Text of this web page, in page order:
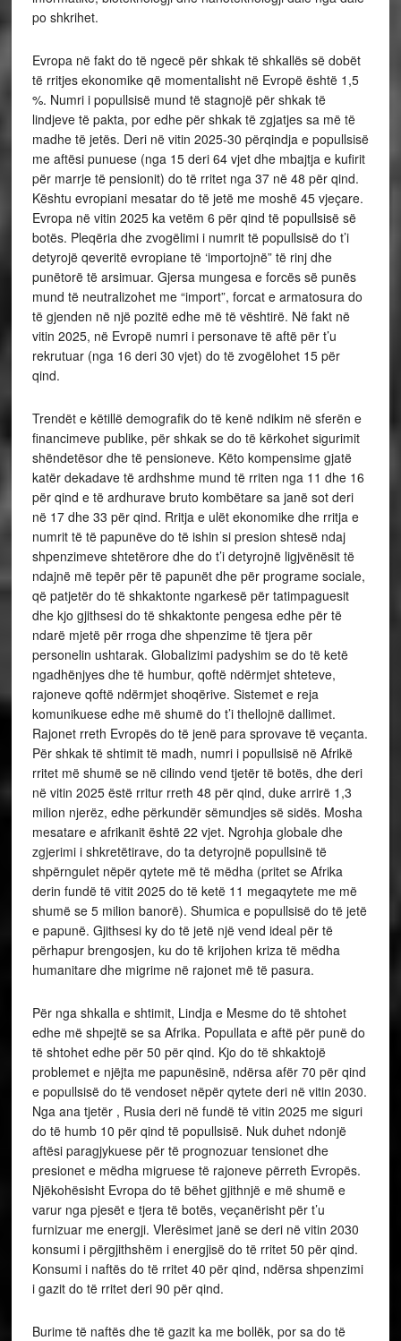
po shkrihet.
Evropa në fakt do të ngecë për shkak të shkallës së dobët
të rritjes ekonomike që momentalisht në Evropë është 1,5
%. Numri i popullsisë mund të stagnojë për shkak të
lindjeve të pakta, por edhe për shkak të zgjatjes sa më të
madhe të jetës. Deri në vitin 2025-30 përqindja e popullsisë
me aftësi punuese (nga 15 deri 64 vjet dhe mbajtja e kufirit
për marrje të pensionit) do të rritet nga 37 në 48 për qind.
Kështu evropiani mesatar do të jetë me moshë 45 vjeçare.
Evropa në vitin 2025 ka vetëm 6 për qind të popullsisë së
botës. Pleqëria dhe zvogëlimi i numrit të popullsisë do t’i
detyrojë qeveritë evropiane të ‘importojnë” të rinj dhe
punëtorë të arsimuar. Gjersa mungesa e forcës së punës
mund të neutralizohet me “import”, forcat e armatosura do
të gjenden në një pozitë edhe më të vështirë. Në fakt në
vitin 2025, në Evropë numri i personave të aftë për t’u
rekrutuar (nga 16 deri 30 vjet) do të zvogëlohet 15 për
qind.
Trendët e këtillë demografik do të kenë ndikim në sferën e
financimeve publike, për shkak se do të kërkohet sigurimit
shëndetësor dhe të pensioneve. Këto kompensime gjatë
katër dekadave të ardhshme mund të rriten nga 11 dhe 16
për qind e të ardhurave bruto kombëtare sa janë sot deri
në 17 dhe 33 për qind. Rritja e ulët ekonomike dhe rritja e
numrit të të papunëve do të ishin si presion shtesë ndaj
shpenzimeve shtetërore dhe do t’i detyrojnë ligjvënësit të
ndajnë më tepër për të papunët dhe për programe sociale,
që patjetër do të shkaktonte ngarkesë për tatimpaguesit
dhe kjo gjithsesi do të shkaktonte pengesa edhe për të
ndarë mjetë për rroga dhe shpenzime të tjera për
personelin ushtarak. Globalizimi padyshim se do të ketë
ngadhënjyes dhe të humbur, qoftë ndërmjet shteteve,
rajoneve qoftë ndërmjet shoqërive. Sistemet e reja
komunikuese edhe më shumë do t’i thellojnë dallimet.
Rajonet rreth Evropës do të jenë para sprovave të veçanta.
Për shkak të shtimit të madh, numri i popullsisë në Afrikë
rritet më shumë se në cilindo vend tjetër të botës, dhe deri
në vitin 2025 ëstë rritur rreth 48 për qind, duke arrirë 1,3
milion njerëz, edhe përkundër sëmundjes së sidës. Mosha
mesatare e afrikanit është 22 vjet. Ngrohja globale dhe
zgjerimi i shkretëtirave, do ta detyrojnë popullsinë të
shpërngulet nëpër qytete më të mëdha (pritet se Afrika
derin fundë të vitit 2025 do të ketë 11 megaqytete me më
shumë se 5 milion banorë). Shumica e popullsisë do të jetë
e papunë. Gjithsesi ky do të jetë një vend ideal për të
përhapur brengosjen, ku do të krijohen kriza të mëdha
humanitare dhe migrime në rajonet më të pasura.
Për nga shkalla e shtimit, Lindja e Mesme do të shtohet
edhe më shpejtë se sa Afrika. Popullata e aftë për punë do
të shtohet edhe për 50 për qind. Kjo do të shkaktojë
problemet e njëjta me papunësinë, ndërsa afër 70 për qind
e popullsisë do të vendoset nëpër qytete deri në vitin 2030.
Nga ana tjetër , Rusia deri në fundë të vitin 2025 me siguri
do të humb 10 për qind të popullsisë. Nuk duhet ndonjë
aftësi paragjykuese për të prognozuar tensionet dhe
presionet e mëdha migruese të rajoneve përreth Evropës.
Njëkohësisht Evropa do të bëhet gjithnjë e më shumë e
varur nga pjesët e tjera të botës, veçanërisht për t’u
furnizuar me energji. Vlerësimet janë se deri në vitin 2030
konsumi i përgjithshëm i energjisë do të rritet 50 për qind.
Konsumi i naftës do të rritet 40 për qind, ndërsa shpenzimi
i gazit do të rritet deri 90 për qind.
Burime të naftës dhe të gazit ka me bollëk, por sa do të